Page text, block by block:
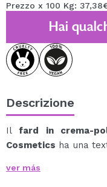
Prezzo x 100 Kg:
Hai
Descrizione
Ilfard in crema-
Cosmetics ha una
naturale e luminoso.
ver más